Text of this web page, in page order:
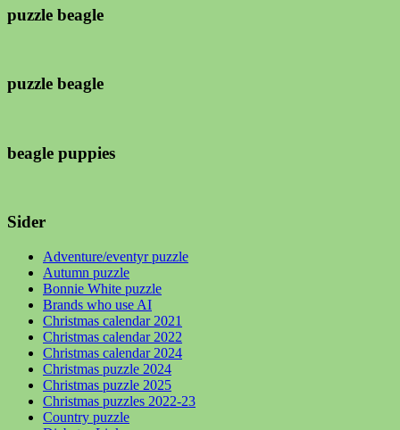
puzzle beagle
puzzle beagle
beagle puppies
Sider
Adventure/eventyr puzzle
Autumn puzzle
Bonnie White puzzle
Brands who use AI
Christmas calendar 2021
Christmas calendar 2022
Christmas calendar 2024
Christmas puzzle 2024
Christmas puzzle 2025
Christmas puzzles 2022-23
Country puzzle